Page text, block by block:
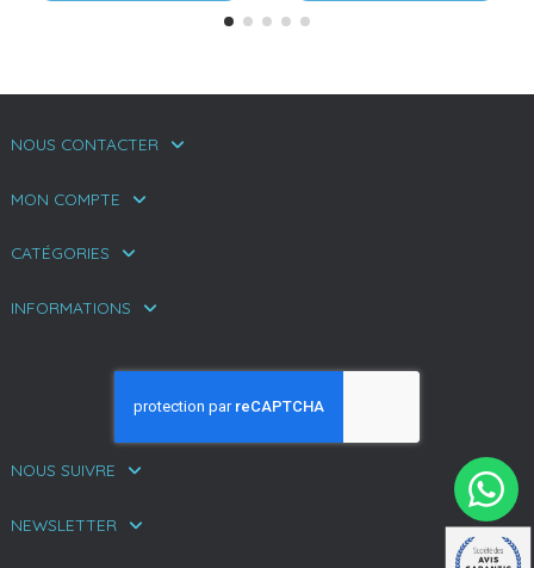
NOUS CONTACTER
MON COMPTE
CATÉGORIES
INFORMATIONS
NOUS SUIVRE
NEWSLETTER